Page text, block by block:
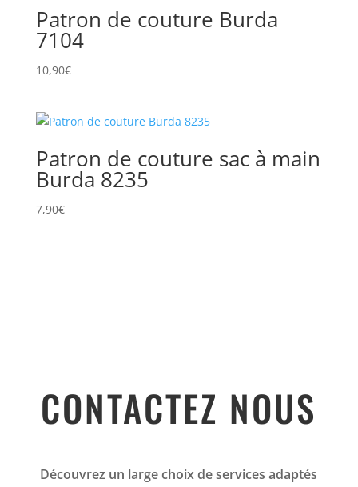
Patron de couture Burda
7104
10,90€
Patron de couture sac à main
Burda 8235
7,90€
CONTACTEZ NOUS
Découvrez un large choix de services adaptés